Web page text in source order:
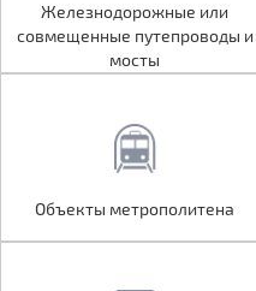
Железнодорожные или
совмещенные путепроводы и
мосты
Железнодорожные или
совмещенные путепроводы и
мосты
Объекты метрополитена